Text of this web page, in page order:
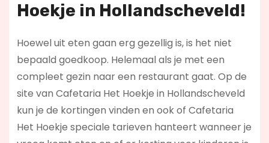
Hoekje in Hollandscheveld!
Hoewel uit eten gaan erg gezellig is, is het niet
bepaald goedkoop. Helemaal als je met een
compleet gezin naar een restaurant gaat. Op de
site van Cafetaria Het Hoekje in Hollandscheveld
kun je de kortingen vinden en ook of Cafetaria
Het Hoekje speciale tarieven hanteert wanneer je